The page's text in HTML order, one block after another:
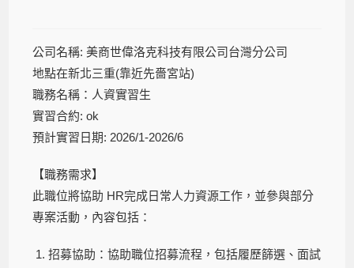
公司名稱: 美商世偉洛克科技有限公司台灣分公司
地點在新北三重(靠近先嗇宮站)
職務名稱：人資實習生
實習合約: ok
預計實習日期: 2026/1-2026/6
【職務需求】
此職位將協助 HR完成日常人力資源工作，並參與部分
專案活動，內容包括：
招募協助：協助職位招募流程，包括履歷篩選、面試